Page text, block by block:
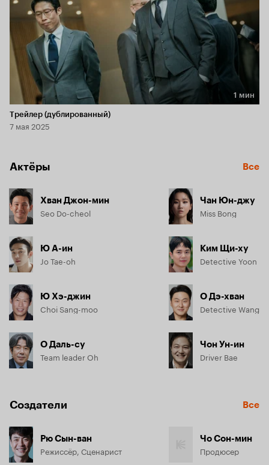
Длительность 1 мин
1 мин
Трейлер (дублированный)
7 мая 2025
Актёры Все
Хван Джон-мин
Seo Do-cheol
Ю А-ин
Jo Tae-oh
Ю Хэ-джин
Choi Sang-moo
О Даль-су
Team leader Oh
Чан Юн-джу
Miss Bong
Ким Щи-ху
Detective Yoon
О Дэ-хван
Detective Wang
Чон Ун-ин
Driver Bae
Создатели Все
Рю Сын-ван
Режиссёр, Сценарист
Чо Сон-мин
Продюсер